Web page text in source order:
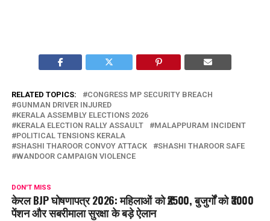
RELATED TOPICS:
CONGRESS MP SECURITY BREACH
GUNMAN DRIVER INJURED
KERALA ASSEMBLY ELECTIONS 2026
KERALA ELECTION RALLY ASSAULT
MALAPPURAM INCIDENT
POLITICAL TENSIONS KERALA
SHASHI THAROOR CONVOY ATTACK
SHASHI THAROOR SAFE
WANDOOR CAMPAIGN VIOLENCE
DON'T MISS
केरल BJP घोषणापत्र 2026: महिलाओं को ₹2500, बुजुर्गों को ₹3000
पेंशन और सबरीमाला सुरक्षा के बड़े ऐलान